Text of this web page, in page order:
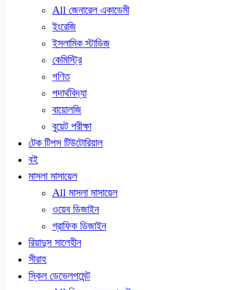
All জেনারেল একাডেমী
ইংরেজি
ইসলামিক স্টাডিজ
কেমিস্ট্রি
গণিত
পদার্থবিদ্যা
বায়োলজি
বুয়েট পরীক্ষা
টেক টিপস টিউটোরিয়াল
বই
মাসলা মাসায়েল
All মাসলা মাসায়েল
ওয়েব ডিজাইন
গ্রাফিক ডিজাইন
রিয়াদুস সালেহীন
সীরাহ
স্কিল ডেভেলপমেন্ট